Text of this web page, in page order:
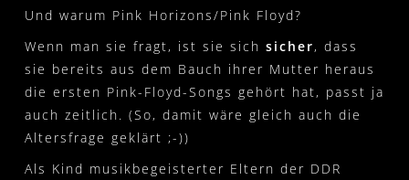
IMPRESSUM
DATENSCHUTZ
WIDERRUFSBELEHRUNG
VERSAND- UND ZAHLUNG
Und warum Pink Horizons/Pink Floyd?
Wenn man sie fragt, ist sie sich sicher, dass
sie bereits aus dem Bauch ihrer Mutter heraus
die ersten Pink-Floyd-Songs gehört hat, passt ja
auch zeitlich. (So, damit wäre gleich auch die
Altersfrage geklärt ;-))
Als Kind musikbegeisterter Eltern der DDR